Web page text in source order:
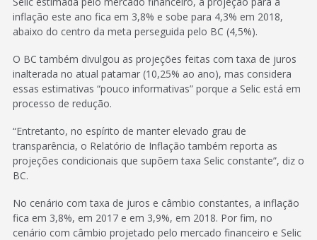
inflação este ano fica em 3,8% e sobe para 4,3% em 2018,
abaixo do centro da meta perseguida pelo BC (4,5%).
O BC também divulgou as projeções feitas com taxa de juros
inalterada no atual patamar (10,25% ao ano), mas considera
essas estimativas “pouco informativas” porque a Selic está em
processo de redução.
“Entretanto, no espírito de manter elevado grau de
transparência, o Relatório de Inflação também reporta as
projeções condicionais que supõem taxa Selic constante”, diz o
BC.
No cenário com taxa de juros e câmbio constantes, a inflação
fica em 3,8%, em 2017 e em 3,9%, em 2018. Por fim, no
cenário com câmbio projetado pelo mercado financeiro e Selic